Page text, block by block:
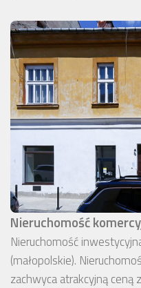
Nieruchomość
Nieruchomość
(małopolskie).
zachwyca atrakcyjną